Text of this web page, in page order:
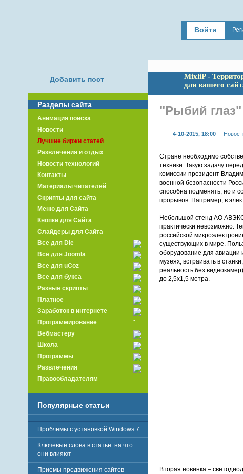
Войти
MixliP -
для вашего
"Рыбий глаз"
4-10-2015, 18:00
Стране необходимо
техники. Такую задачу
комиссии президент
военной безопасности
способна подменять, но и
прорывов. Например, в
Небольшой стенд АО
практически невозможно.
российской
существующих в мире.
оборудование для авиации
музеях, встраивать в
реальность без
до 2,5х1,5 метра.
Вторая новинка –
Добавить пост
Разделы сайта
Анимация поиска
Новости
Лучшие биржи статей
Развлечения и отдых
Новости технологий
Контакты
Материалы читателей
Скрипты для сайта
Меню для Сайта
Кнопки для Сайта
Слайдеры для Сайта
Все для Dle
Все для Joomla
Все для uCoz
Все для букса
Разные скрипты
Платное
Заработок в интернете
Программирование
Вебмастеру
Школа
Программы
Развлечения
Правообладателям
Популярные статьи
Проблемы с установкой Windows 7
Ключевые слова в статье: на что
они влияют
Приемы продвижения сайтов